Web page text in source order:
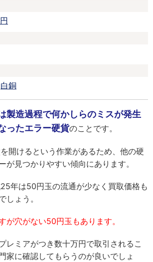
白銅
製造過程で何かしらのミスが発生
ったエラー硬貨のことです。
開けるという作業があるため、他の硬
が見つかりやすい傾向にあります。
年は50円玉の流通が少なく買取価格も
しょう。
が穴がない50円玉もあります。
レミアがつき数十万円で取引されるこ
家に確認してもらうのが良いでしょ